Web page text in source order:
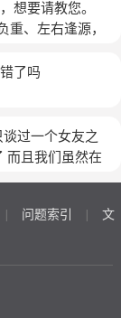
原谅，我们的
我觉得我都不
想要请教您。
、左右逢源，
心，非打即
己的付出，想
自己，可我却永
育了他，他狠狠
，我竟然会生
苦苦为这个家
了吗
过一个女友之
而且我们虽然在
么主动了 (匿名)
| 问题索引 |
文